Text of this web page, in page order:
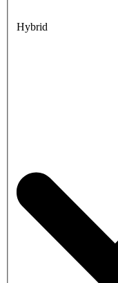
Hybrid